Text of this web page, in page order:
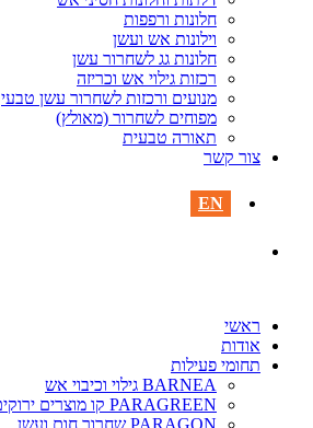
חלונות ורפפות
וילונות אש ועשן
חלונות גג לשחרור עשן
רכזות גילוי אש וכריזה
מנועים ורכזות לשחרור עשן טבעי
מפוחים לשחרור (מאולץ)
תאורה טבעית
צור קשר
EN
ראשי
אודות
תחומי פעילות
BARNEA גילוי וכיבוי אש
PARAGREEN קו מוצרים ירוקים
PARAGON שחרור חום ועשן